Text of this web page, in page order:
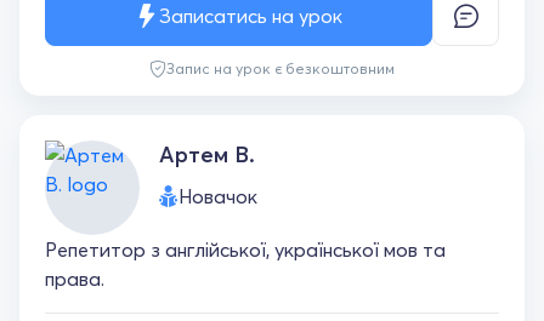
Запис на урок є безкоштовним
Записатись на урок
Артем В.
Новачок
Репетитор з англійської, української мов та
права.